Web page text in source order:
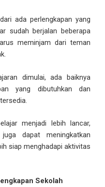
ada perlengkapan yang
sudah berjalan beberapa
meminjam dari teman
dimulai, ada baiknya
yang dibutuhkan dan
menjadi lebih lancar,
dapat meningkatkan
siap menghadapi aktivitas
Sekolah